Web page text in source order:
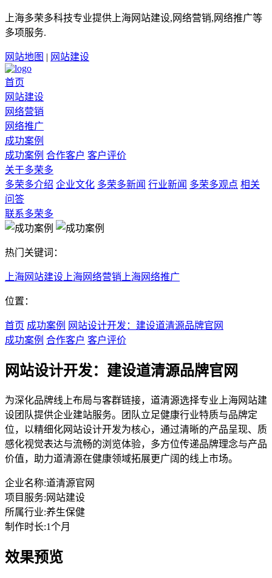
上海多荣多科技专业提供上海网站建设,网络营销,网络推广等
多项服务.
网站地图 | 网站建设
首页
网站建设
网络营销
网络推广
成功案例
成功案例 合作客户 客户评价
关于多荣多
多荣多介绍 企业文化 多荣多新闻 行业新闻 多荣多观点 相关
问答
联系多荣多
热门关键词：
上海网站建设 上海网络营销 上海网络推广
位置：
首页 成功案例
网站设计开发：建设道清源品牌官网
成功案例 合作客户 客户评价
网站设计开发：建设道清源品牌官网
为深化品牌线上布局与客群链接，道清源选择专业上海网站建
设团队提供企业建站服务。团队立足健康行业特质与品牌定
位，以精细化网站设计开发为核心，通过清晰的产品呈现、质
感化视觉表达与流畅的浏览体验，多方位传递品牌理念与产品
价值，助力道清源在健康领域拓展更广阔的线上市场。
企业名称:道清源官网
项目服务: 网站建设
所属行业:养生保健
制作时长:1个月
效果预览